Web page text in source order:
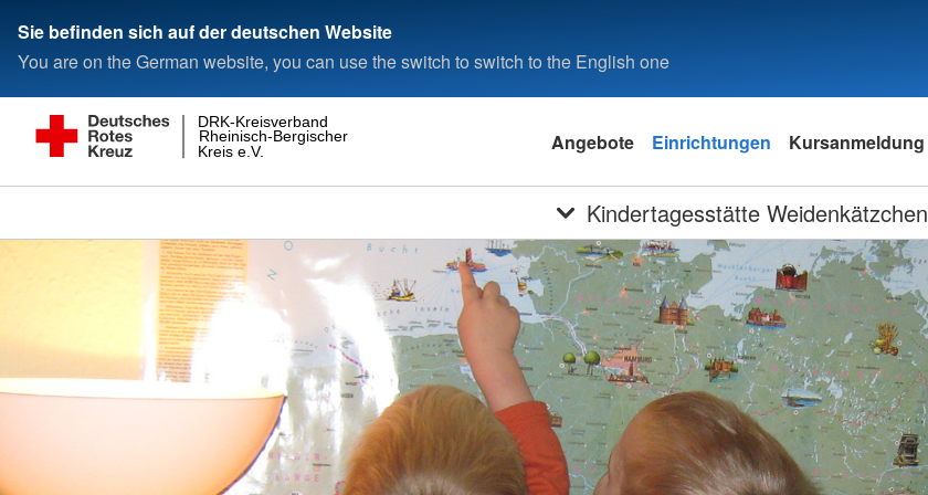
Sie befinden sich auf der deutschen Website
You are on the German website, you can use the switch to switch to the English one
Kreis e.V.
Rheinisch-Bergischer
DRK-Kreisverband
Angebote Einrichtungen Kursanmeldung
Kindertagesstätte Weidenkätzchen